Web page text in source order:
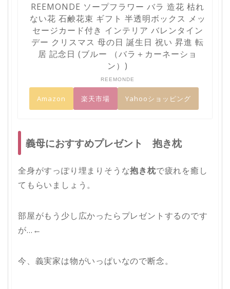
REEMONDE ソープフラワー バラ 造花 枯れ
ない花 石鹸花束 ギフト 半透明ボックス メッ
セージカード付き インテリア バレンタイン
デー クリスマス 母の日 誕生日 祝い 昇進 転
居 記念日 (ブルー （バラ＋カーネーショ
ン）)
REEMONDE
Amazon 楽天市場 Yahooショッピング
義母におすすめプレゼント 抱き枕
全身がすっぽり埋まりそうな抱き枕で疲れを癒し
てもらいましょう。
部屋がもう少し広かったらプレゼントするのです
が…←
今、義実家は物がいっぱいなので断念。